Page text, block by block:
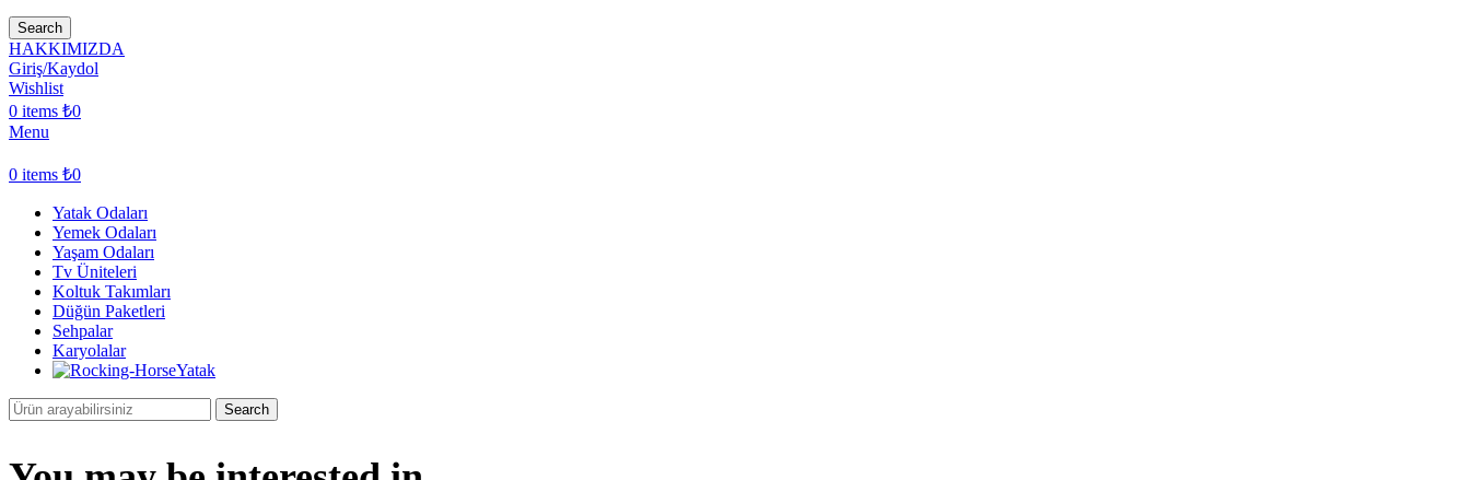
Search
HAKKIMIZDA
Giriş/Kaydol
Wishlist
0 items ₺0
Menu
0 items ₺0
Yatak Odaları
Yemek Odaları
Yaşam Odaları
Tv Üniteleri
Koltuk Takımları
Düğün Paketleri
Sehpalar
Karyolalar
Yatak
Search